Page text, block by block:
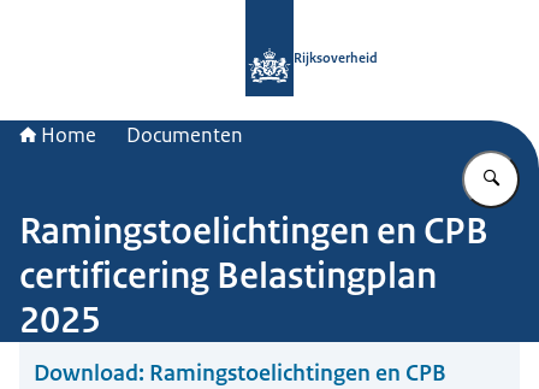
Rijksoverheid
Home Documenten
Ramingstoelichtingen en CPB
certificering Belastingplan
2025
Download: Ramingstoelichtingen en CPB